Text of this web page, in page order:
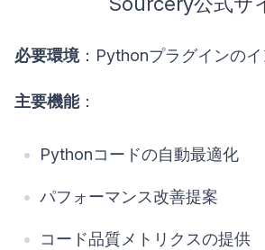
必要環境：Pythonプラグインの
主要機能：
Pythonコードの自動最適化
パフォーマンス改善提案
コード品質メトリクスの提供